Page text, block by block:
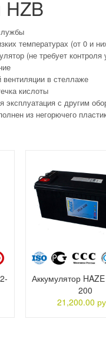
HZB
температурах (от 0 и
(не требует
вентиляции в стеллаже
кислоты
эксплуатация с другим
из негорючего
Аккумулятор
200
21,200.00